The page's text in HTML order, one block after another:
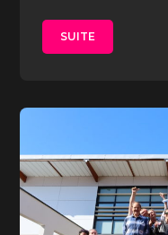
SUITE